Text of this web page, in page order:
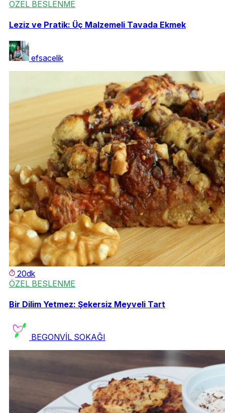
ÖZEL BESLENME
Leziz ve Pratik: Üç Malzemeli Tavada Ekmek
efsacelik
20dk
ÖZEL BESLENME
Bir Dilim Yetmez: Şekersiz Meyveli Tart
BEGONVİL SOKAĞI